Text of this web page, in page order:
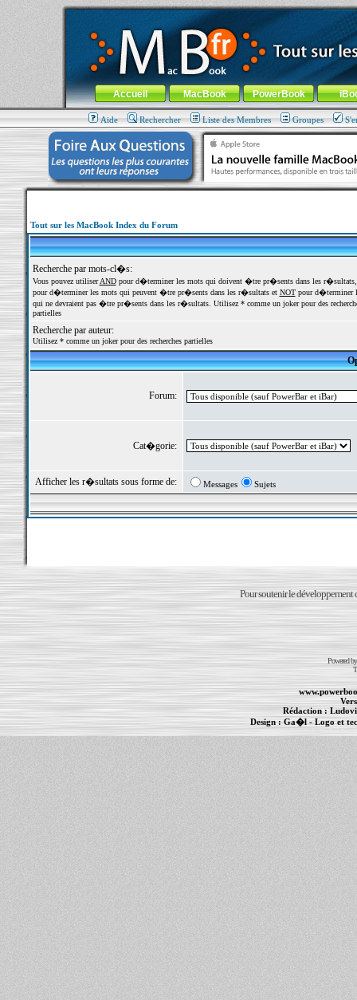
MacBook-fr.com : 100% Apple... 100% nomade !
Aller au contenu-Aller au menu général-Aller au menu de
Menu général
Accueil MacBook PowerBook
Aide Rechercher Liste des Membres Groupes
Tout sur les MacBook Index du Forum
Recherche par mots-cl�s:
Vous pouvez utiliserANDpour d�terminer les mots qui doivent �tre pr�sents dans les
pour d�terminer les mots qui peuvent �tre pr�sents dans les r�sultats et NOTpour d�terminer
qui ne devraient pas �tre pr�sents dans les r�sultats. Utilisez * comme un joker pour des
partielles
Recherche par auteur:
Utilisez * comme un joker pour des recherches partielles
Forum:
Cat�gorie:
Afficher les r�sultats sous forme de: Messages Sujets
Pour soutenir le développement
Powered
Rédaction :
Design : Ga�l- Logo et